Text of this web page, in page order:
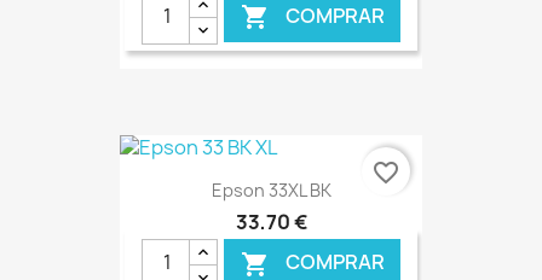
 COMPRAR
€ ONLINE
Epson 33XL BK
33,70 €
 COMPRAR
favorite_border